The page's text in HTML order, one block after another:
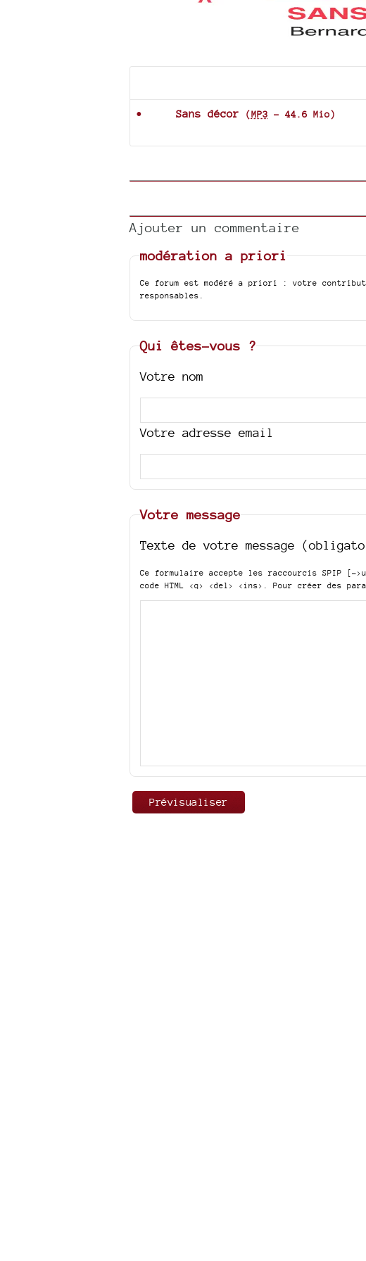
Sans décor (MP3 - 44.6 Mio)
Ajouter un commentaire
modération a priori
Ce forum est modéré a priori : votre
responsables.
Qui êtes-vous ?
Votre nom
Votre adresse email
Votre message
Texte de votre message
Ce formulaire accepte les raccourcis SPIP [-
code HTML <q> <del> <ins> . Pour créer des